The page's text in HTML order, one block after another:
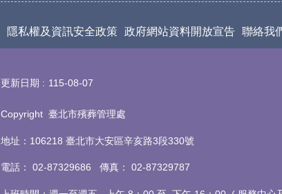
隱私權及資訊安全政策 政府網站資料開放宣告 聯絡我
更新日期 115-08-07
Copyright 臺北市殯葬管理處
地址：106218 臺北市大安區辛亥路3段330號
電話 ： 02-87329686 傳真 ： 02-87329787